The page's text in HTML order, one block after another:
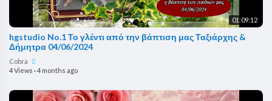
01:09:12
hgstudio No.1 Το γλέντι από την βάπτιση μας Ταξιάρχης &
Δήμητρα 04/06/2024
Cobra
4 Views ·4 months ago